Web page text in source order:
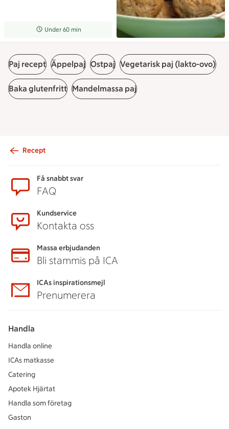
Receptet tar Under 60 min att tillaga
Under 60 min
Paj recept Äppelpaj Ostpaj Vegetarisk paj (lakto-ovo)
Baka glutenfritt Mandelmassa paj
Recept
Få snabbt svar
FAQ
Kundservice
Kontakta oss
Massa erbjudanden
Bli stammis på ICA
ICAs inspirationsmejl
Prenumerera
Handla
Handla online
ICAs matkasse
Catering
Apotek Hjärtat
Handla som företag
Gaston